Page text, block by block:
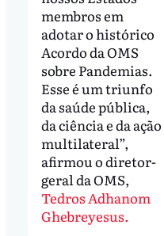
membros em
adotar o histórico
Acordo da OMS
sobre Pandemias.
Esse é um triunfo
da saúde pública,
da ciência e da ação
multilateral”,
afirmou o diretor-
geral da OMS,
Tedros Adhanom
Ghebreyesus.